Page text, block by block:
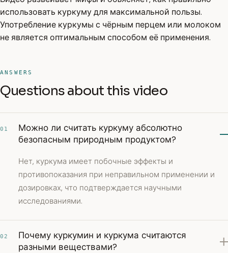
использовать куркуму для максимальной пользы.
Употребление куркумы с чёрным перцем или молоком
не является оптимальным способом её применения.
ANSWERS
Questions about this video
01
Можно ли считать куркуму абсолютно
безопасным природным продуктом?
Нет, куркума имеет побочные эффекты и
противопоказания при неправильном применении и
дозировках, что подтверждается научными
исследованиями.
02
Почему куркумин и куркума считаются
разными веществами?